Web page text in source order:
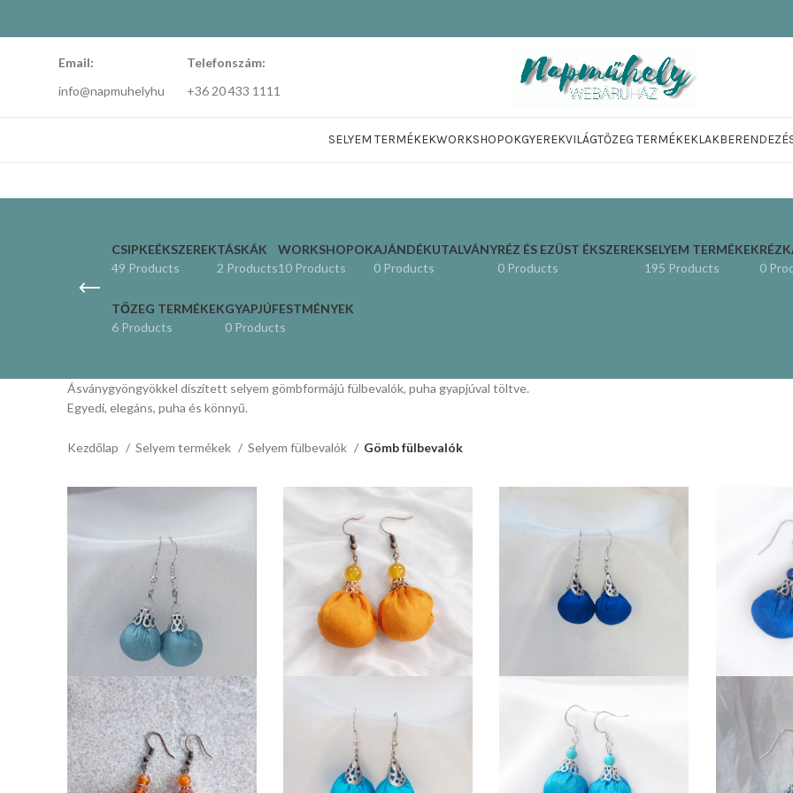
Email:
info@napmuhelyhu
Telefonszám:
+36 20 433 1111
SELYEM TERMÉKEKWORKSHOPOKGYEREKVILÁGTŐZEG TERMÉKEK
CSIPKEÉKSZEREK
49 Products
TÁSKÁK
2 Products
WORKSHOPOK
10 Products
AJÁNDÉKUTALVÁNY
0 Products
RÉZ ÉS EZÜST ÉKSZEREK
0 Products
SELYEM TERMÉKEK
195 Products
0
TŐZEG TERMÉKEK
6 Products
GYAPJÚFESTMÉNYEK
0 Products
Ásványgyöngyökkel díszített selyem gömbformájú fülbevalók, puha gyapjúval töltve.
Egyedi, elegáns, puha és könnyű.
Kezdőlap Selyem termékek Selyem fülbevalók Gömb fülbevalók